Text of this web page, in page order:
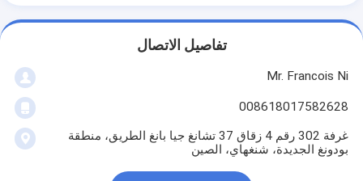
أشرطة فيديو
تفاصيل الاتصال
Mr. Francois Ni
008618017582628
غرفة 302 رقم 4 زقاق 37 تشانغ جيا بانغ الطريق، منطقة
بودونغ الجديدة، شنغهاي، الصين